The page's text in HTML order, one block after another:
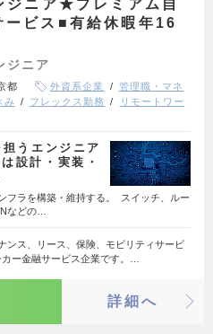
ジニア★プレミアム自
ービス■有給休暇年16
ジニア
都 外資系企業
管理職・マネ
み フレックス勤務
リモートワー
うエンジニア
設計・実装・
フラを構築・維持する。 スイッチ、ルー
などの…
ンス、リース、保険、モビリティサービ
ー金融サービス企業です。…
詳細へ